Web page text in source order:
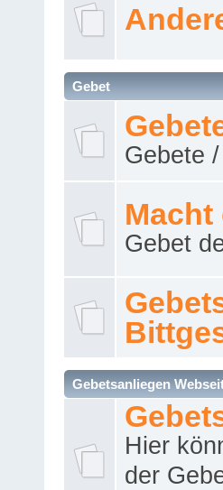
Gebet
Gebete
Macht
Gebet
Gebetsanliegen
Hier
der